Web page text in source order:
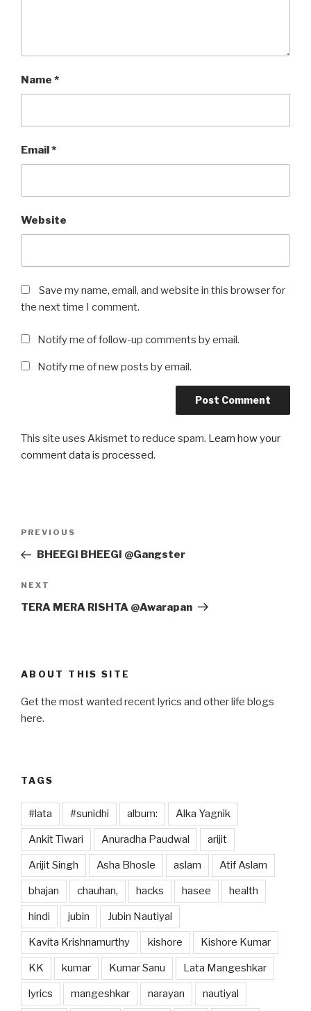
Name *
Email*
Website
Save my name, email, and website in this browser for
the next time I comment.
Notify me of follow-up comments by email.
Notify me of new posts by email.
This site uses Akismet to reduce spam. Learn how your
comment data is processed.
Previous
Post
PREVIOUS
BHEEGI BHEEGI @Gangster
Next
Post
NEXT
TERA MERA RISHTA @Awarapan
ABOUT THIS SITE
Get the most wanted recent lyrics and other life blogs
here.
TAGS
#lata #sunidhi album: Alka Yagnik
Ankit Tiwari Anuradha Paudwal arijit
Arijit Singh Asha Bhosle aslam Atif Aslam
bhajan chauhan, hacks hasee health
hindi jubin Jubin Nautiyal
Kavita Krishnamurthy kishore Kishore Kumar
KK kumar Kumar Sanu Lata Mangeshkar
lyrics mangeshkar narayan nautiyal